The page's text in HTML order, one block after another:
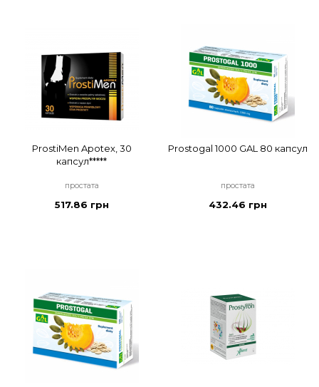
ProstiMen Apotex, 30
капсул*****
простата
517.86 грн
Prostogal 1000 GAL 80 капсул
простата
432.46 грн